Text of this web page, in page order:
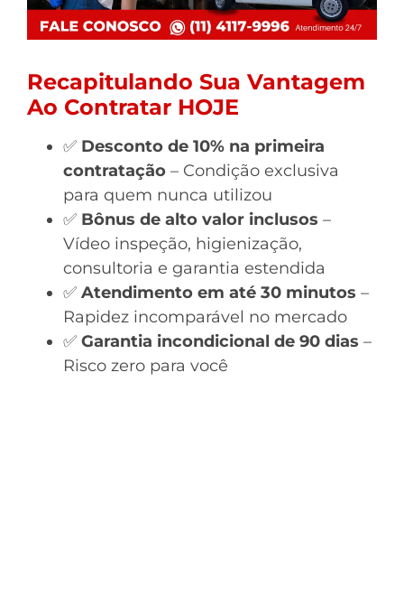
Recapitulando Sua Vantagem
Ao Contratar HOJE
✅ Desconto de 10% na primeira
contratação – Condição exclusiva
para quem nunca utilizou
✅ Bônus de alto valor inclusos –
Vídeo inspeção, higienização,
consultoria e garantia estendida
✅ Atendimento em até 30 minutos –
Rapidez incomparável no mercado
✅ Garantia incondicional de 90 dias –
Risco zero para você